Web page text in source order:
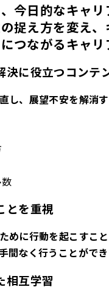
今日的なキャ
捉え方を変え
つながるキャリ
決に役立つコンテ
し、展望不安を解消
とを重視
めに行動を起こすこ
なく行うことができ
相互学習